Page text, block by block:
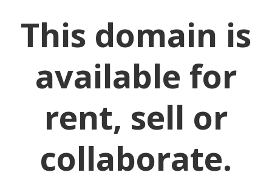
This domain is
available for
rent, sell or
collaborate.